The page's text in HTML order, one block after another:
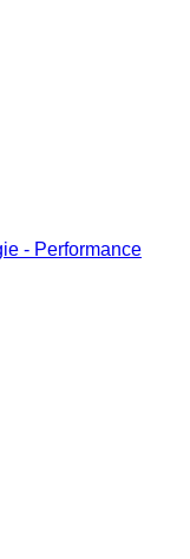
- Performance